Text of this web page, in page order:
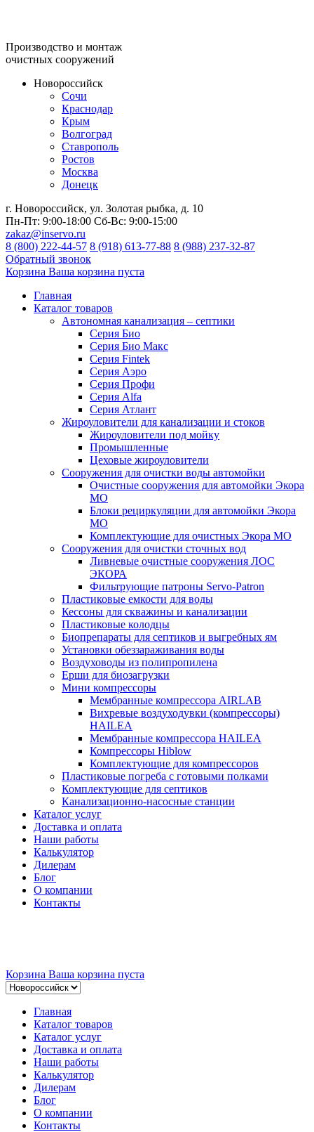
Производство и монтаж
очистных сооружений
Новороссийск
Сочи
Краснодар
Крым
Волгоград
Ставрополь
Ростов
Москва
Донецк
г. Новороссийск, ул. Золотая рыбка, д. 10
Пн-Пт: 9:00-18:00 Сб-Вс: 9:00-15:00
zakaz@inservo.ru
8 (800) 222-44-57 8 (918) 613-77-88 8 (988) 237-32-87
Обратный звонок
Корзина Ваша корзина пуста
Главная
Каталог товаров
Автономная канализация – септики
Серия Био
Серия Био Макс
Серия Fintek
Серия Аэро
Серия Профи
Серия Alfa
Серия Атлант
Жироуловители для канализации и стоков
Жироуловители под мойку
Промышленные
Цеховые жироуловители
Сооружения для очистки воды автомойки
Очистные сооружения для автомойки Экора
МО
Блоки рециркуляции для автомойки Экора
МО
Комплектующие для очистных Экора МО
Сооружения для очистки сточных вод
Ливневые очистные сооружения ЛОС
ЭКОРА
Фильтрующие патроны Servo-Patron
Пластиковые емкости для воды
Кессоны для скважины и канализации
Пластиковые колодцы
Биопрепараты для септиков и выгребных ям
Установки обеззараживания воды
Воздуховоды из полипропилена
Ерши для биозагрузки
Мини компрессоры
Мембранные компрессора AIRLAB
Вихревые воздуходувки (компрессоры)
HAILEA
Мембранные компрессора HAILEA
Компрессоры Hiblow
Комплектующие для компрессоров
Пластиковые погреба с готовыми полками
Комплектующие для септиков
Канализационно-насосные станции
Каталог услуг
Доставка и оплата
Наши работы
Калькулятор
Дилерам
Блог
О компании
Контакты
Корзина Ваша корзина пуста
Главная
Каталог товаров
Каталог услуг
Доставка и оплата
Наши работы
Калькулятор
Дилерам
Блог
О компании
Контакты